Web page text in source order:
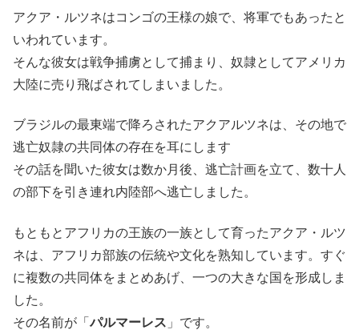
アクア・ルツネはコンゴの王様の娘で、将軍でもあったと
いわれています。
そんな彼女は戦争捕虜として捕まり、奴隷としてアメリカ
大陸に売り飛ばされてしまいました。
ブラジルの最東端で降ろされたアクアルツネは、その地で
逃亡奴隷の共同体の存在を耳にします
その話を聞いた彼女は数か月後、逃亡計画を立て、数十人
の部下を引き連れ内陸部へ逃亡しました。
もともとアフリカの王族の一族として育ったアクア・ルツ
ネは、アフリカ部族の伝統や文化を熟知しています。すぐ
に複数の共同体をまとめあげ、一つの大きな国を形成しま
した。
その名前が「パルマーレス 」です。